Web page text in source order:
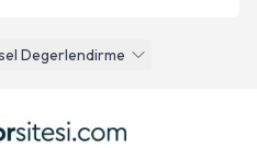
Degerlendirme